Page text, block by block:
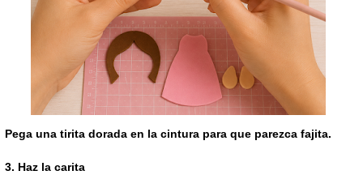
Pega una tirita dorada en la cintura para que parezca fajita.
3. Haz la carita